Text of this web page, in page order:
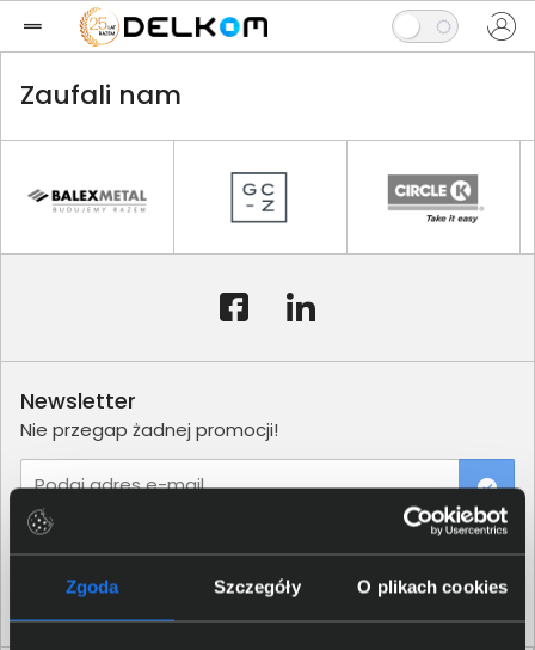
Zgoda Szczegóły O plikach cookies
Zaufali nam
Newsletter
Nie przegap żadnej promocji!
Podaj adres e-mail